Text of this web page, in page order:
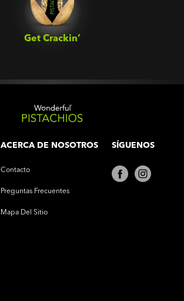
Get Crackin’‎
ACERCA DE NOSOTROS
Contacto
Preguntas Frecuentes
Mapa Del Sitio
SÍGUENOS